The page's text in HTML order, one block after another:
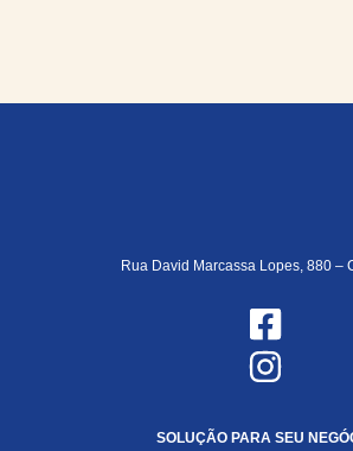
Rua David Marcassa Lopes, 880 –
SOLUÇÃO PARA SEU